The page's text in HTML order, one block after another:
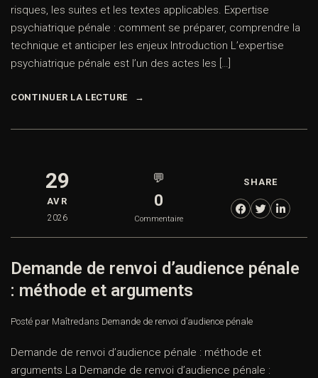
risques, les suites et les textes applicables. Expertise
psychiatrique pénale : comment se préparer, comprendre la
technique et anticiper les enjeux Introduction L’expertise
psychiatrique pénale est l’un des actes les […]
CONTINUER LA LECTURE
29
AVR
2026
💬
0
Commentaire
SHARE
Demande de renvoi d’audience pénale
: méthode et arguments
Posté par Maîtredans Demande de renvoi d’audience pénale
Demande de renvoi d’audience pénale : méthode et
arguments La Demande de renvoi d’audience pénale :